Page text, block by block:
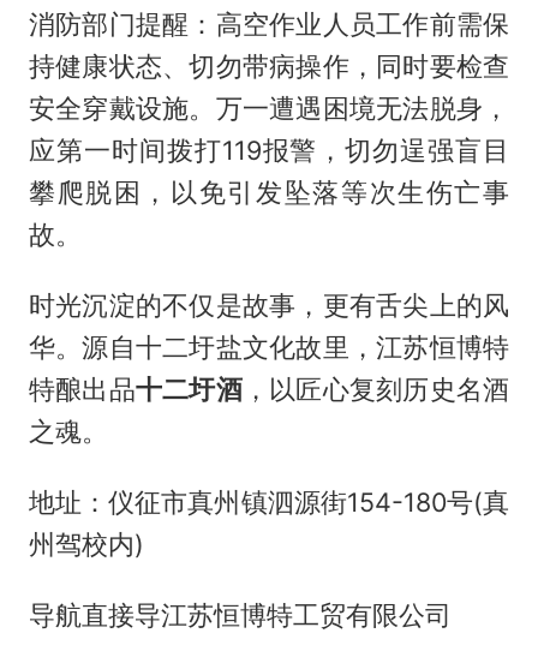
消防部门提醒：高空作业人员工作前需保
持健康状态、切勿带病操作，同时要检查
安全穿戴设施。万一遭遇困境无法脱身，
应第一时间拨打119报警，切勿逞强盲目
攀爬脱困，以免引发坠落等次生伤亡事
故。
时光沉淀的不仅是故事，更有舌尖上的风
华。源自十二圩盐文化故里，江苏恒博特
特酿出品十二圩酒，以匠心复刻历史名酒
之魂。
地址：仪征市真州镇泗源街154-180号(真
州驾校内)
导航直接导江苏恒博特工贸有限公司